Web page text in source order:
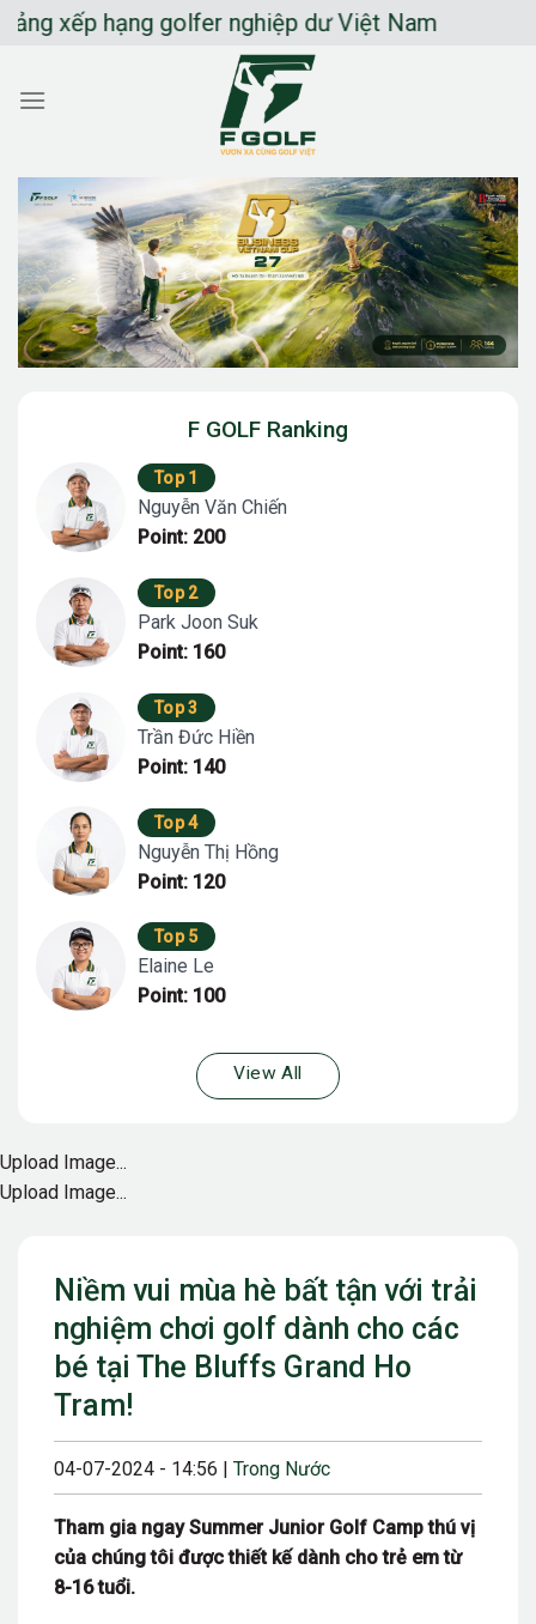
Chuyển
dung
hạng golfer nghiệp dư Việt Nam
Niềm vui mùa hè bất tận với trải
nghiệm chơi golf dành cho các
bé tại The Bluffs Grand Ho
Tram!
04-07-2024 - 14:56 | Trong Nước
Tham gia ngay Summer Junior Golf Camp thú vị
của chúng tôi được thiết kế dành cho trẻ em từ
8-16 tuổi.
F GOLF Ranking
Top 1
Nguyễn Văn Chiến
Point: 200
Top 2
Park Joon Suk
Point: 160
Top 3
Trần Đức Hiền
Point: 140
Top 4
Nguyễn Thị Hồng
Point: 120
Top 5
Elaine Le
Point: 100
View All
Upload Image...
Upload Image...